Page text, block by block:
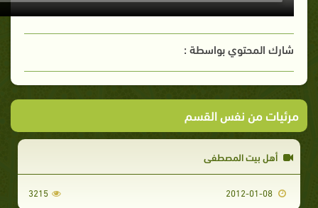
شارك المحتوي بواسطة :
مرئيات من نفس القسم
أهل بيت المصطفى
3215